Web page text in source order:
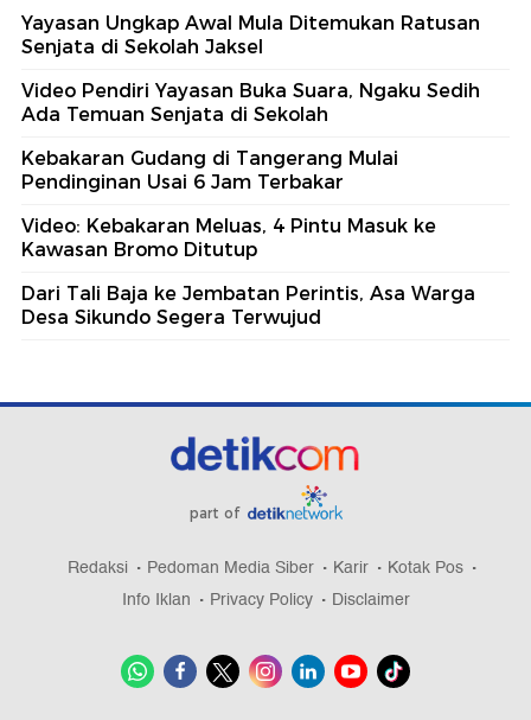
Yayasan Ungkap Awal Mula Ditemukan Ratusan
Senjata di Sekolah Jaksel
Video Pendiri Yayasan Buka Suara, Ngaku Sedih
Ada Temuan Senjata di Sekolah
Kebakaran Gudang di Tangerang Mulai
Pendinginan Usai 6 Jam Terbakar
Video: Kebakaran Meluas, 4 Pintu Masuk ke
Kawasan Bromo Ditutup
Dari Tali Baja ke Jembatan Perintis, Asa Warga
Desa Sikundo Segera Terwujud
part of
Redaksi Pedoman Media Siber Karir
Kotak Pos
Info Iklan
Privacy Policy Disclaimer